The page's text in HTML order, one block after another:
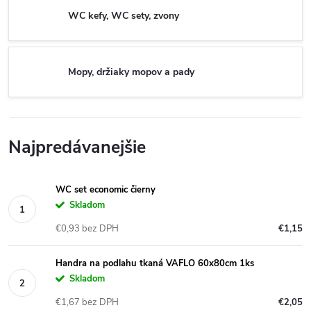
WC kefy, WC sety, zvony
Mopy, držiaky mopov a pady
Najpredávanejšie
WC set economic čierny
Skladom
€1,15
€0,93 bez DPH
Handra na podlahu tkaná VAFLO 60x80cm 1ks
Skladom
€2,05
€1,67 bez DPH